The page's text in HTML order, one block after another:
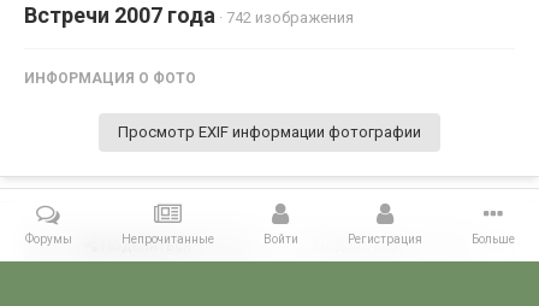
Встречи 2007 года · 742 изображения
ИНФОРМАЦИЯ О ФОТО
Просмотр EXIF информации фотографии
Поделиться Подписчики 0
Форумы Непрочитанные Войти Регистрация Больше